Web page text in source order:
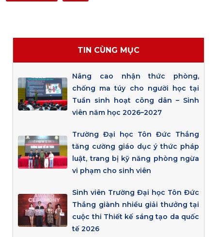
TIN CÙNG MỤC
Nâng cao nhận thức phòng,
chống ma túy cho người học tại
Tuần sinh hoạt công dân – Sinh
viên năm học 2026–2027
Trường Đại học Tôn Đức Thắng
tăng cường giáo dục ý thức pháp
luật, trang bị kỹ năng phòng ngừa
vi phạm cho sinh viên
Sinh viên Trường Đại học Tôn Đức
Thắng giành nhiều giải thưởng tại
cuộc thi Thiết kế sáng tạo da quốc
tế 2026